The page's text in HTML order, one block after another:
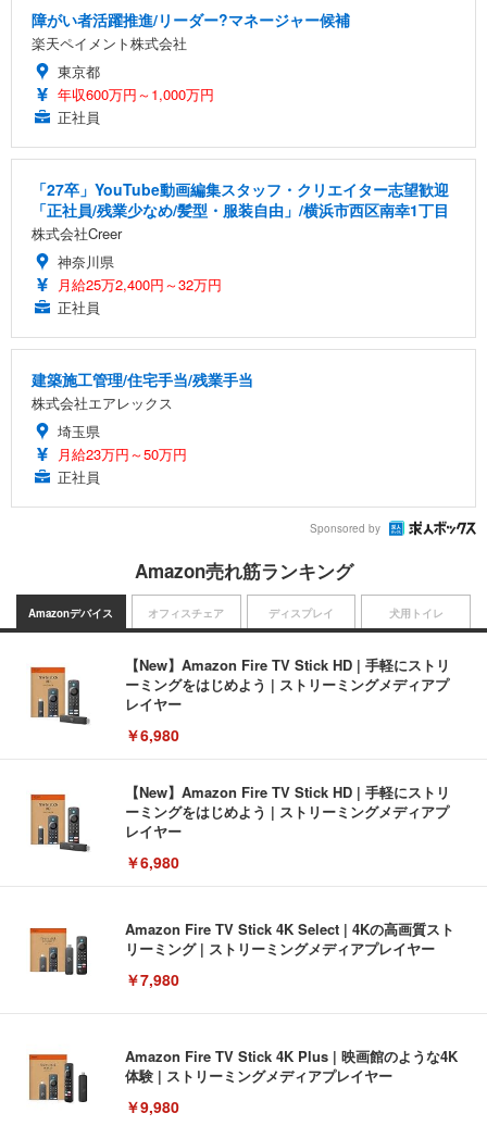
障がい者活躍推進/リーダー?マネージャー候補
楽天ペイメント株式会社
東京都
年収600万円～1,000万円
正社員
「27卒」YouTube動画編集スタッフ・クリエイター志望歓迎
「正社員/残業少なめ/髪型・服装自由」/横浜市西区南幸1丁目
株式会社Creer
神奈川県
月給25万2,400円～32万円
正社員
建築施工管理/住宅手当/残業手当
株式会社エアレックス
埼玉県
月給23万円～50万円
正社員
Sponsored by
Amazon売れ筋ランキング
Amazonデバイス
【New】Amazon Fire TV Stick HD | 手軽にストリ
ーミングをはじめよう | ストリーミングメディアプ
レイヤー
￥6,980
【New】Amazon Fire TV Stick HD | 手軽にストリ
ーミングをはじめよう | ストリーミングメディアプ
レイヤー
￥6,980
Amazon Fire TV Stick 4K Select | 4Kの高画質スト
リーミング | ストリーミングメディアプレイヤー
￥7,980
Amazon Fire TV Stick 4K Plus | 映画館のような4K
体験 | ストリーミングメディアプレイヤー
￥9,980
オフィスチェア ディスプレイ 犬用トイレ